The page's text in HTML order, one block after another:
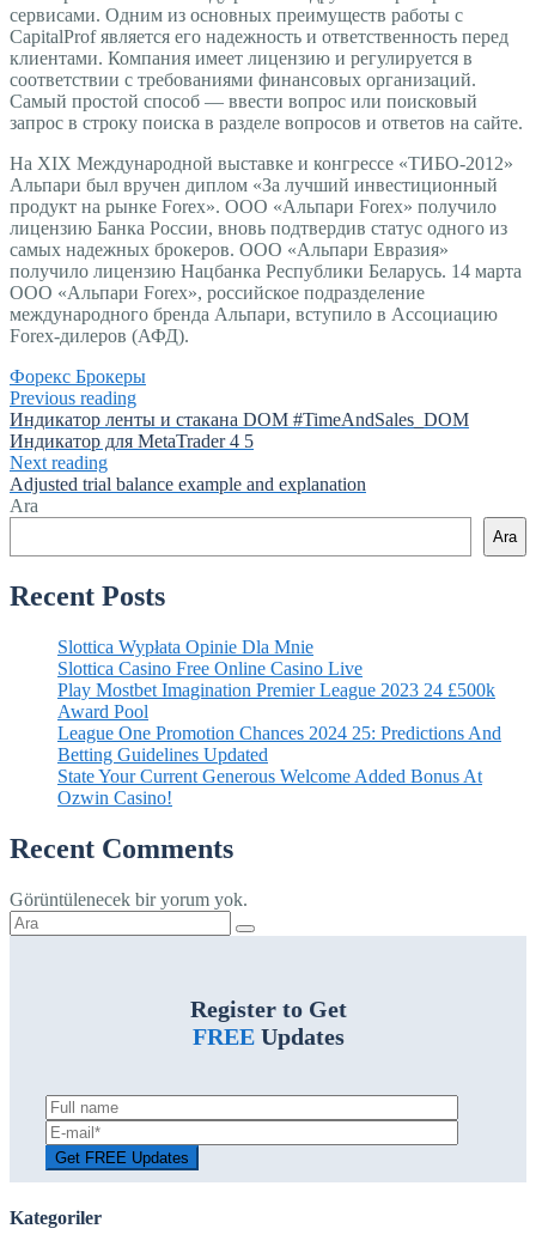
сервисами. Одним из основных преимуществ работы с
CapitalProf является его надежность и ответственность перед
клиентами. Компания имеет лицензию и регулируется в
соответствии с требованиями финансовых организаций.
Самый простой способ ― ввести вопрос или поисковый
запрос в строку поиска в разделе вопросов и ответов на сайте.
На XIX Международной выставке и конгрессе «ТИБО-2012»
Альпари был вручен диплом «За лучший инвестиционный
продукт на рынке Forex». ООО «Альпари Forex» получило
лицензию Банка России, вновь подтвердив статус одного из
самых надежных брокеров. ООО «Альпари Евразия»
получило лицензию Нацбанка Республики Беларусь. 14 марта
ООО «Альпари Forex», российское подразделение
международного бренда Альпари, вступило в Ассоциацию
Forex-дилеров (АФД).
Форекс Брокеры
Previous reading
Индикатор ленты и стакана DOM #TimeAndSales_DOM
Индикатор для MetaTrader 4 5
Next reading
Adjusted trial balance example and explanation
Ara
Ara
Recent Posts
Slottica Wypłata Opinie Dla Mnie
Slottica Casino Free Online Casino Live
Play Mostbet Imagination Premier League 2023 24 £500k
Award Pool
League One Promotion Chances 2024 25: Predictions And
Betting Guidelines Updated
State Your Current Generous Welcome Added Bonus At
Ozwin Casino!
Recent Comments
Görüntülenecek bir yorum yok.
Şunu
ara:
Register to Get
FREEUpdates
Kategoriler